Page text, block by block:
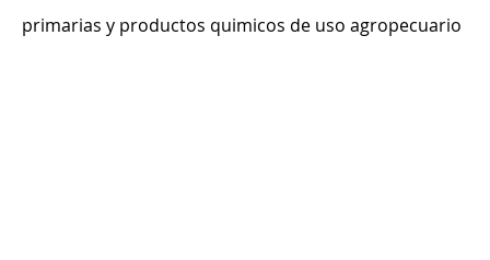
primarias y productos quimicos de uso agropecuario